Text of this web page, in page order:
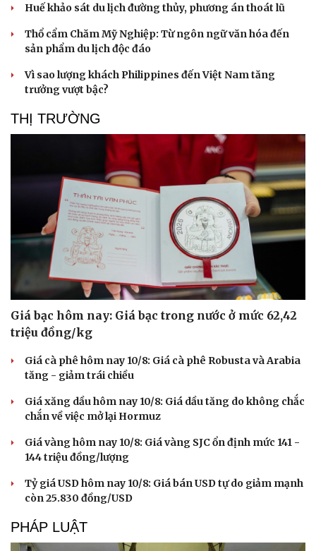
Văn hóa
Âm nhạc
Huế khảo sát du lịch đường thủy, phương án thoát lũ
Thổ cẩm Chăm Mỹ Nghiệp: Từ ngôn ngữ văn hóa đến
sản phẩm du lịch độc đáo
Vì sao lượng khách Philippines đến Việt Nam tăng
trưởng vượt bậc?
THỊ TRƯỜNG
Giá bạc hôm nay: Giá bạc trong nước ở mức 62,42
triệu đồng/kg
Giá cà phê hôm nay 10/8: Giá cà phê Robusta và Arabia
tăng - giảm trái chiều
Giá xăng dầu hôm nay 10/8: Giá dầu tăng do không chắc
chắn về việc mở lại Hormuz
Giá vàng hôm nay 10/8: Giá vàng SJC ổn định mức 141 -
144 triệu đồng/lượng
Tỷ giá USD hôm nay 10/8: Giá bán USD tự do giảm mạnh
còn 25.830 đồng/USD
PHÁP LUẬT